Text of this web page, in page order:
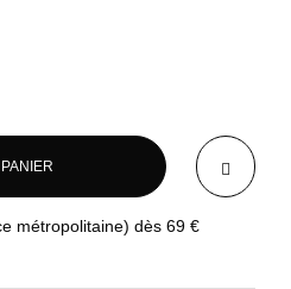
métropolitaine) dès 69 €